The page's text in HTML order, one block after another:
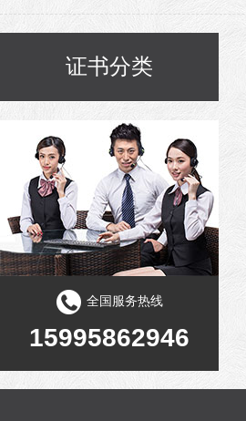
证书分类
全国服务热线
15995862946